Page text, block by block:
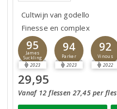
Cultwijn van godello
Finesse en complex
95
James
Suckling
2023
94
Parker
2023
92
Vinous
2022
29,95
Vanaf 12 flessen 27,45 per fles